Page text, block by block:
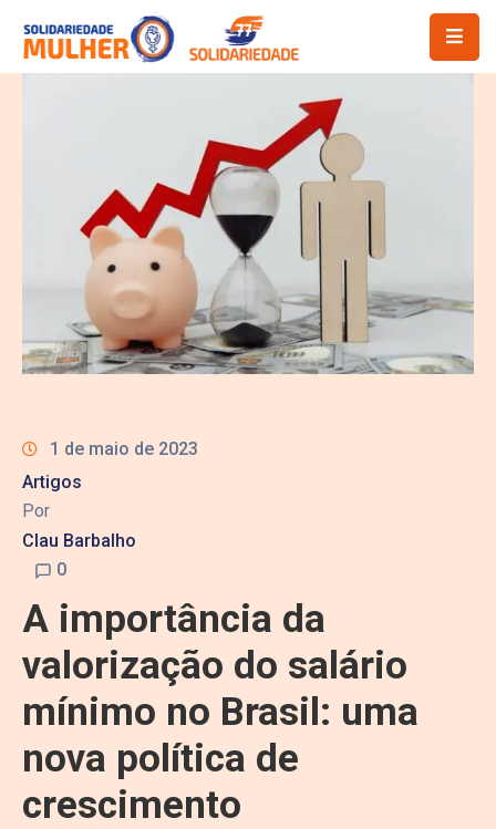
1 de maio de 2023
Artigos
Por
Clau Barbalho
0
A importância da
valorização do salário
mínimo no Brasil: uma
nova política de
crescimento